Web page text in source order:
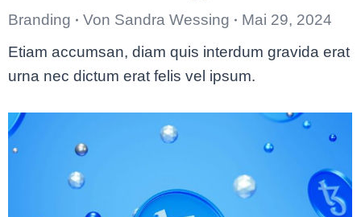
Branding Von Sandra Wessing
Mai 29, 2024
Etiam accumsan, diam quis interdum gravida erat
urna nec dictum erat felis vel ipsum.